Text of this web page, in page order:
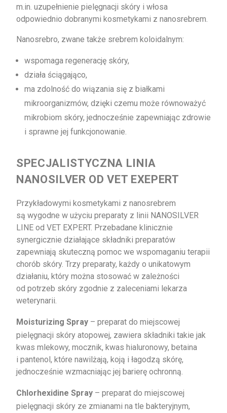
m.in. uzupełnienie pielęgnacji skóry i włosa
odpowiednio dobranymi kosmetykami z nanosrebrem.
Nanosrebro, zwane także srebrem koloidalnym:
wspomaga regenerację skóry,
działa ściągająco,
ma zdolność do wiązania się z białkami
mikroorganizmów, dzięki czemu może równoważyć
mikrobiom skóry, jednocześnie zapewniając zdrowie
i sprawne jej funkcjonowanie.
SPECJALISTYCZNA LINIA
NANOSILVER OD VET EXEPERT
Przykładowymi kosmetykami z nanosrebrem
są wygodne w użyciu preparaty z linii NANOSILVER
LINE od VET EXPERT. Przebadane klinicznie
synergicznie działające składniki preparatów
zapewniają skuteczną pomoc we wspomaganiu terapii
chorób skóry. Trzy preparaty, każdy o unikatowym
działaniu, który można stosować w zależności
od potrzeb skóry zgodnie z zaleceniami lekarza
weterynarii.
Moisturizing Spray – preparat do miejscowej
pielęgnacji skóry atopowej, zawiera składniki takie jak
kwas mlekowy, mocznik, kwas hialuronowy, betaina
i pantenol, które nawilżają, koją i łagodzą skórę,
jednocześnie wzmacniając jej barierę ochronną.
Chlorhexidine Spray – preparat do miejscowej
pielęgnacji skóry ze zmianami na tle bakteryjnym,